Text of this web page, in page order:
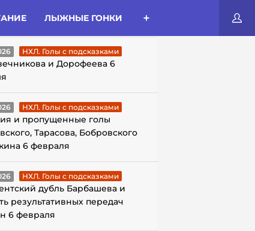
ЛЫЖНЫЕ ГОНКИ
С ПОДСКАЗКАМИ
НХЛ. Голы с подсказками
и Дорофеева 6
НХЛ. Голы с подсказками
и пропущенные голы
Тарасова, Бобровского
6 февраля
НХЛ. Голы с подсказками
дубль Барбашева и
результативных передач
6 февраля